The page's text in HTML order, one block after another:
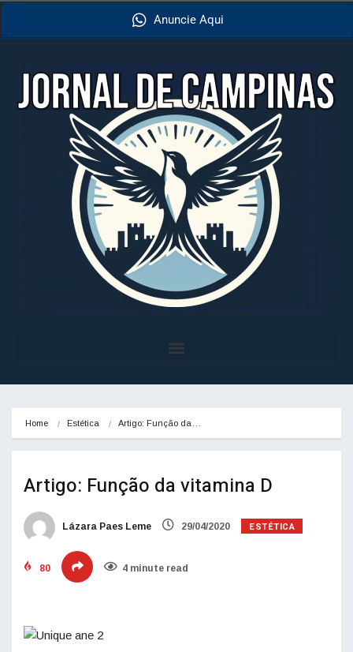
Anuncie Aqui
Home Estética Artigo: Função da…
Artigo: Função da vitamina D
Lázara Paes Leme 29/04/2020 ESTÉTICA
80 4 minute read